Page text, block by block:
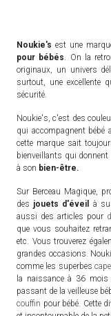
Noukie's est une
pour bébés. On la
originaux, un univers
surtout, une excellente
sécurité.
Noukie's, c'est des
qui accompagnent bébé
cette marque sait
bienveillants qui
à son bien-être.
Sur Berceau Magique,
des jouets d'éveil
à
aussi des articles pour
que vous souhaitez
etc. Vous trouverez
grandes occasions.
comme les superbes
la naissance à 36 mois
passant de la veilleuse
couffin pour bébé. Cette